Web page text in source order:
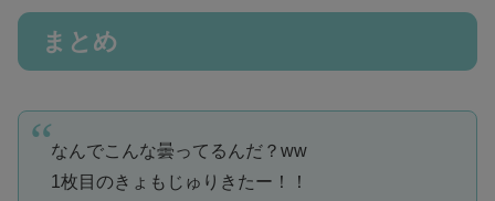
まとめ
なんでこんな曇ってるんだ？ww
1枚目のきょもじゅりきたー！！